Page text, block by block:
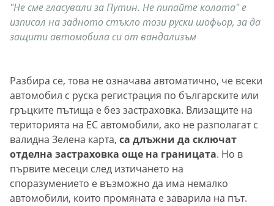
"Не сме гласували за Путин. Не пипайте колата" е
изписал на задното стъкло този руски шофьор, за да
защити автомобила си от вандализъм
Разбира се, това не означава автоматично, че всеки
автомобил с руска регистрация по българските или
гръцките пътища е без застраховка. Влизащите на
територията на ЕС автомобили, ако не разполагат с
валидна Зелена карта, са длъжни да сключат
отделна застраховка още на границата. Но в
първите месеци след изтичането на
споразумението е възможно да има немалко
автомобили, които промяната е заварила на път.